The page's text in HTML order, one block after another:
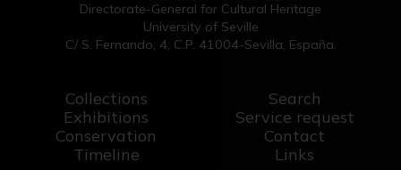
Directorate-General for Cultural Heritage
University of Seville
C/ S. Fernando, 4, C.P. 41004-Sevilla, España.
Collections
Exhibitions
Conservation
Timeline
Search
Service request
Contact
Links